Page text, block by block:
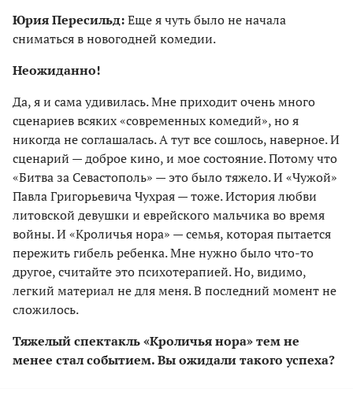
Юрия Пересильд:Еще я чуть было не начала
сниматься в новогодней комедии.
Неожиданно!
Да, я и сама удивилась. Мне приходит очень много
сценариев всяких «современных комедий», но я
никогда не соглашалась. А тут все сошлось, наверное. И
сценарий — доброе кино, и мое состояние. Потому что
«Битва за Севастополь» — это было тяжело. И «Чужой»
Павла Григорьевича Чухрая — тоже. История любви
литовской девушки и еврейского мальчика во время
войны. И «Кроличья нора» — семья, которая пытается
пережить гибель ребенка. Мне нужно было что-то
другое, считайте это психотерапией. Но, видимо,
легкий материал не для меня. В последний момент не
сложилось.
Тяжелый спектакль «Кроличья нора» тем не
менее стал событием. Вы ожидали такого успеха?